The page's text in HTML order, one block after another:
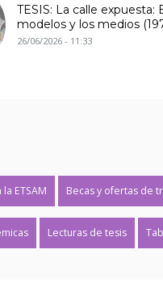
TESIS: La calle expuesta:
modelos y los medios
26/06/2026 - 11:33
ETSAM Becas y ofertas de
Lecturas de tesis